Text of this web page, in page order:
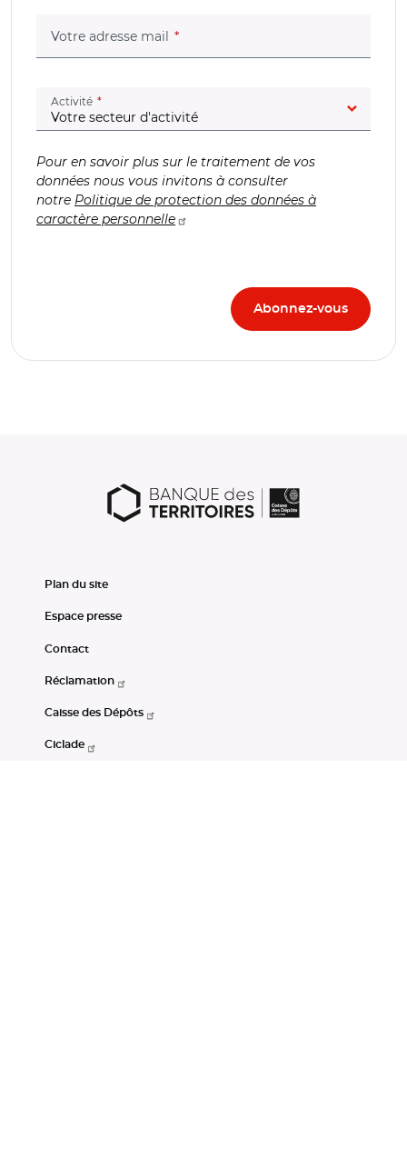
Votre adresse mail (champ obligatoire)
Activité (champ obligatoire)
Pour en savoir plus sur le traitement de vos
données nous vous invitons à consulter
notre Politique de protection des données à
caractère personnelle
Plan du site
Espace presse
Contact
Réclamation
Caisse des Dépôts
Ciclade